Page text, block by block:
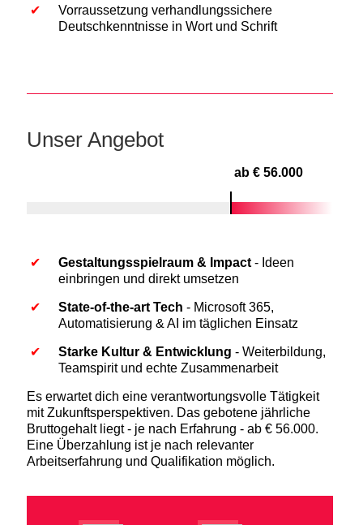
Vorraussetzung verhandlungssichere
Deutschkenntnisse in Wort und Schrift
Unser Angebot
ab € 56.000
Gestaltungsspielraum & Impact- Ideen
einbringen und direkt umsetzen
State-of-the-art Tech - Microsoft 365,
Automatisierung & AI im täglichen Einsatz
Starke Kultur & Entwicklung - Weiterbildung,
Teamspirit und echte Zusammenarbeit
Es erwartet dich eine verantwortungsvolle Tätigkeit
mit Zukunftsperspektiven. Das gebotene jährliche
Bruttogehalt liegt - je nach Erfahrung - ab € 56.000.
Eine Überzahlung ist je nach relevanter
Arbeitserfahrung und Qualifikation möglich.